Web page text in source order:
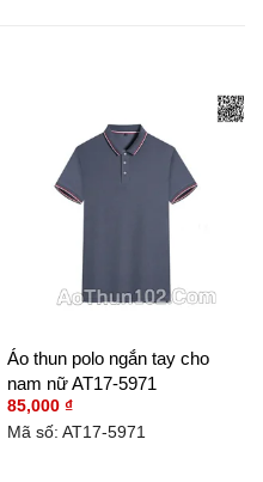
Áo thun polo ngắn tay cho
nam nữ AT17-5971
85,000 ₫
Mã số: AT17-5971